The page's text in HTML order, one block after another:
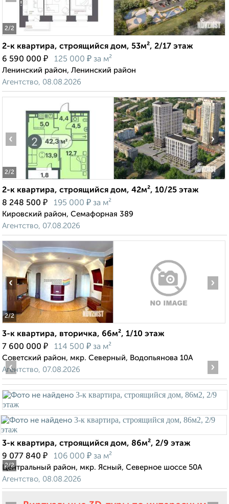
2/2
2-к квартира, строящийся дом, 53м², 2/17 этаж
6 590 000 ₽ 125 000 ₽ за м²
Ленинский район, Ленинский район
Агентство, 08.08.2026
2/2
‹ ›
2-к квартира, строящийся дом, 42м², 10/25 этаж
8 248 500 ₽ 195 000 ₽ за м²
Кировский район, Семафорная 389
Агентство, 07.08.2026
2/2
‹ ›
3-к квартира, вторичка, 66м², 1/10 этаж
7 600 000 ₽ 114 500 ₽ за м²
Советский район, мкр. Северный, Водопьянова 10А
Агентство, 07.08.2026
2/2
‹ ›
3-к квартира, строящийся дом, 86м², 2/9 этаж
9 077 840 ₽ 106 000 ₽ за м²
Центральный район, мкр. Ясный, Северное шоссе 50А
Агентство, 08.08.2026